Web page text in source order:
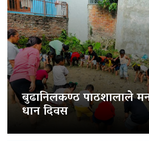
बुढानिलकण्ठ पाठशालाले
धान दिवस